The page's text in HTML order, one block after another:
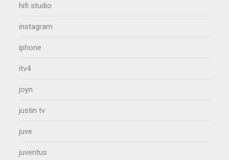
hifi studio
instagram
iphone
itv4
joyn
justin tv
juve
juventus